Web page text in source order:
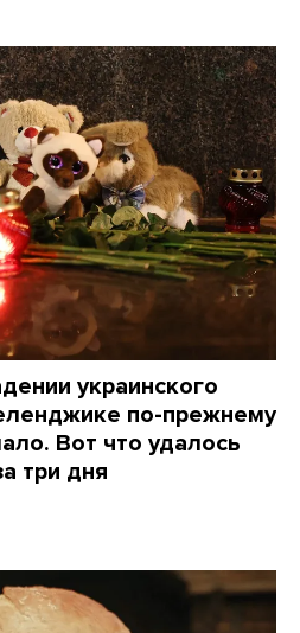
украинского
по-прежнему
Вот что удалось
три дня